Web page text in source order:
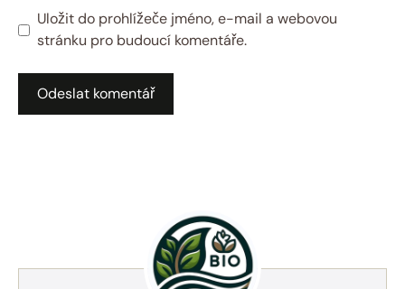
Uložit do prohlížeče jméno, e-mail a webovou
stránku pro budoucí komentáře.